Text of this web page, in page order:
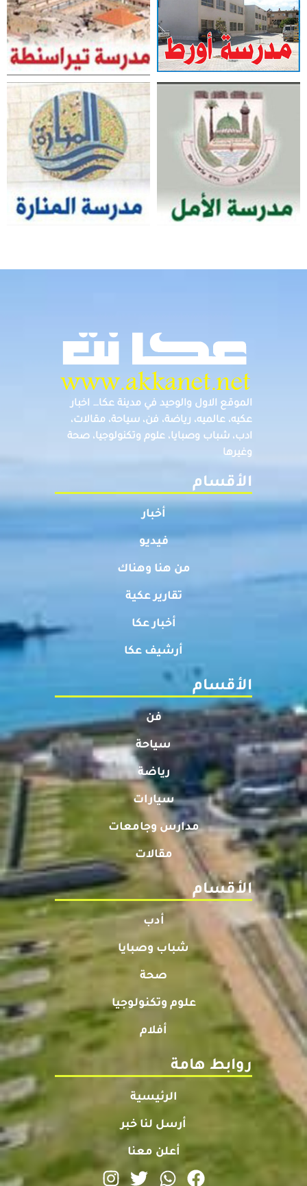
الموقع الاول والوحيد في مدينة عكا… اخبار
عكيه، عالميه، رياضة، فن، سياحة، مقالات،
ادب، شباب وصبايا، علوم وتكنولوجيا، صحة
وغيرها
الأقسام
أخبار
فيديو
من هنا وهناك
تقارير عكية
أخبار عكا
أرشيف عكا
الأقسام
فن
سياحة
رياضة
سيارات
مدارس وجامعات
مقالات
الأقسام
أدب
شباب وصبايا
صحة
علوم وتكنولوجيا
أفلام
روابط هامة
الرئيسية
أرسل لنا خبر
أعلن معنا